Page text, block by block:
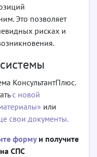
Это позволяет
рисках и
КонсультантПлюс.
с новой
или
свои документы.
формуи получите
СПС